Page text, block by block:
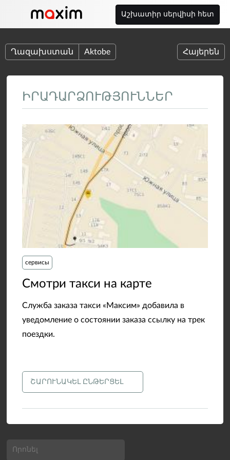
Աշխատիր սերվիսի հետ
Ղազախստան Aktobe Հայերեն
ԻՐԱԴԱՐՁՈՒԹՅՈՒՆՆԵՐ
сервисы
​Смотри такси на карте
Служба заказа такси «Максим» добавила в
уведомление о состоянии заказа ссылку на трек
поездки.
ՇԱՐՈՒՆԱԿԵԼ ԸՆԹԵՐՑԵԼ